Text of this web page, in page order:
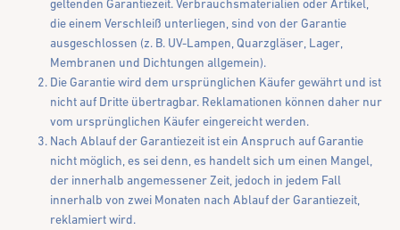
geltenden Garantiezeit. Verbrauchsmaterialien oder Artikel,
die einem Verschleiß unterliegen, sind von der Garantie
ausgeschlossen (z. B. UV-Lampen, Quarzgläser, Lager,
Membranen und Dichtungen allgemein).
Die Garantie wird dem ursprünglichen Käufer gewährt und ist
nicht auf Dritte übertragbar. Reklamationen können daher nur
vom ursprünglichen Käufer eingereicht werden.
Nach Ablauf der Garantiezeit ist ein Anspruch auf Garantie
nicht möglich, es sei denn, es handelt sich um einen Mangel,
der innerhalb angemessener Zeit, jedoch in jedem Fall
innerhalb von zwei Monaten nach Ablauf der Garantiezeit,
reklamiert wird.